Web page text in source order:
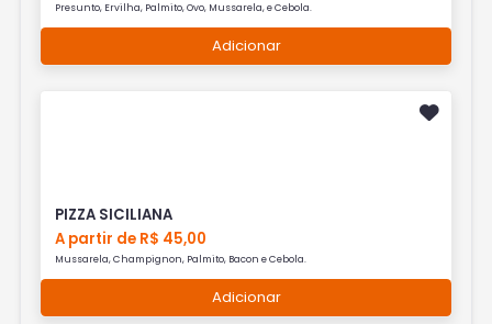
Presunto, Ervilha, Palmito, Ovo, Mussarela, e Cebola.
Adicionar
PIZZA SICILIANA
A partir de R$ 45,00
Mussarela, Champignon, Palmito, Bacon e Cebola.
Adicionar